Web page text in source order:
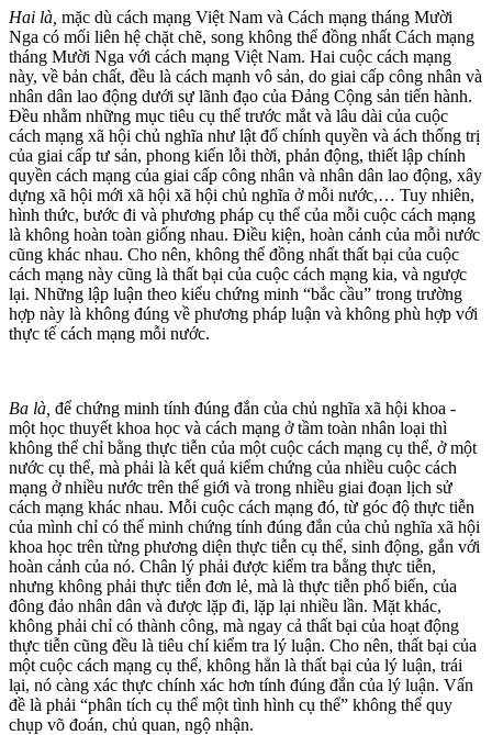
Hai là, mặc dù cách mạng Việt Nam và Cách mạng tháng Mười
Nga có mối liên hệ chặt chẽ, song không thể đồng nhất Cách mạng
tháng Mười Nga với cách mạng Việt Nam. Hai cuộc cách mạng
này, về bản chất, đều là cách mạnh vô sản, do giai cấp công nhân và
nhân dân lao động dưới sự lãnh đạo của Đảng Cộng sản tiến hành.
Đều nhằm những mục tiêu cụ thể trước mắt và lâu dài của cuộc
cách mạng xã hội chủ nghĩa như lật đổ chính quyền và ách thống trị
của giai cấp tư sản, phong kiến lỗi thời, phản động, thiết lập chính
quyền cách mạng của giai cấp công nhân và nhân dân lao động, xây
dựng xã hội mới xã hội xã hội chủ nghĩa ở mỗi nước,… Tuy nhiên,
hình thức, bước đi và phương pháp cụ thể của mỗi cuộc cách mạng
là không hoàn toàn giống nhau. Điều kiện, hoàn cảnh của mỗi nước
cũng khác nhau. Cho nên, không thể đồng nhất thất bại của cuộc
cách mạng này cũng là thất bại của cuộc cách mạng kia, và ngược
lại. Những lập luận theo kiểu chứng minh “bắc cầu” trong trường
hợp này là không đúng về phương pháp luận và không phù hợp với
thực tế cách mạng mỗi nước.
Ba là, để chứng minh tính đúng đắn của chủ nghĩa xã hội khoa -
một học thuyết khoa học và cách mạng ở tầm toàn nhân loại thì
không thể chỉ bằng thực tiễn của một cuộc cách mạng cụ thể, ở một
nước cụ thể, mà phải là kết quả kiểm chứng của nhiều cuộc cách
mạng ở nhiều nước trên thế giới và trong nhiều giai đoạn lịch sử
cách mạng khác nhau. Mỗi cuộc cách mạng đó, từ góc độ thực tiễn
của mình chỉ có thể minh chứng tính đúng đắn của chủ nghĩa xã hội
khoa học trên từng phương diện thực tiễn cụ thể, sinh động, gắn với
hoàn cảnh của nó. Chân lý phải được kiểm tra bằng thực tiễn,
nhưng không phải thực tiễn đơn lẻ, mà là thực tiễn phổ biến, của
đông đảo nhân dân và được lặp đi, lặp lại nhiều lần. Mặt khác,
không phải chỉ có thành công, mà ngay cả thất bại của hoạt động
thực tiễn cũng đều là tiêu chí kiểm tra lý luận. Cho nên, thất bại của
một cuộc cách mạng cụ thể, không hẳn là thất bại của lý luận, trái
lại, nó càng xác thực chính xác hơn tính đúng đắn của lý luận. Vấn
đề là phải “phân tích cụ thể một tình hình cụ thể” không thể quy
chụp võ đoán, chủ quan, ngộ nhận.